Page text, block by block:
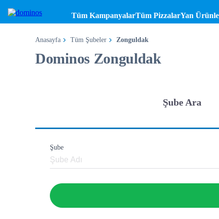
Tüm KampanyalarTüm PizzalarYan
Anasayfa Tüm Şubeler Zonguldak
Dominos Zonguldak
Şube Ara
Şube